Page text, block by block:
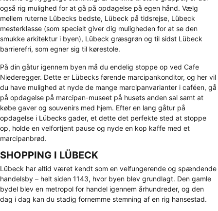
også rig mulighed for at gå på opdagelse på egen hånd. Vælg
mellem ruterne Lübecks bedste, Lübeck på tidsrejse, Lübeck
mesterklasse (som specielt giver dig muligheden for at se den
smukke arkitektur i byen), Lübeck græsgrøn og til sidst Lübeck
barrierefri, som egner sig til kørestole.
På din gåtur igennem byen må du endelig stoppe op ved Cafe
Niederegger. Dette er Lübecks førende marcipankonditor, og her vil
du have mulighed at nyde de mange marcipanvarianter i caféen, gå
på opdagelse på marcipan-museet på husets anden sal samt at
købe gaver og souvenirs med hjem. Efter en lang gåtur på
opdagelse i Lübecks gader, et dette det perfekte sted at stoppe
op, holde en velfortjent pause og nyde en kop kaffe med et
marcipanbrød.
SHOPPING I LÜBECK
Lübeck har altid været kendt som en velfungerende og spændende
handelsby – helt siden 1143, hvor byen blev grundlagt. Den gamle
bydel blev en metropol for handel igennem århundreder, og den
dag i dag kan du stadig fornemme stemning af en rig hansestad.